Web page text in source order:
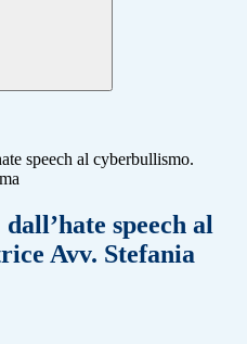
speech al cyberbullismo.
speech al
Avv. Stefania